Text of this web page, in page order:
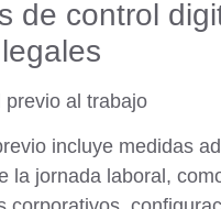
de control
previo al trabajo
incluye medidas
la jornada laboral,